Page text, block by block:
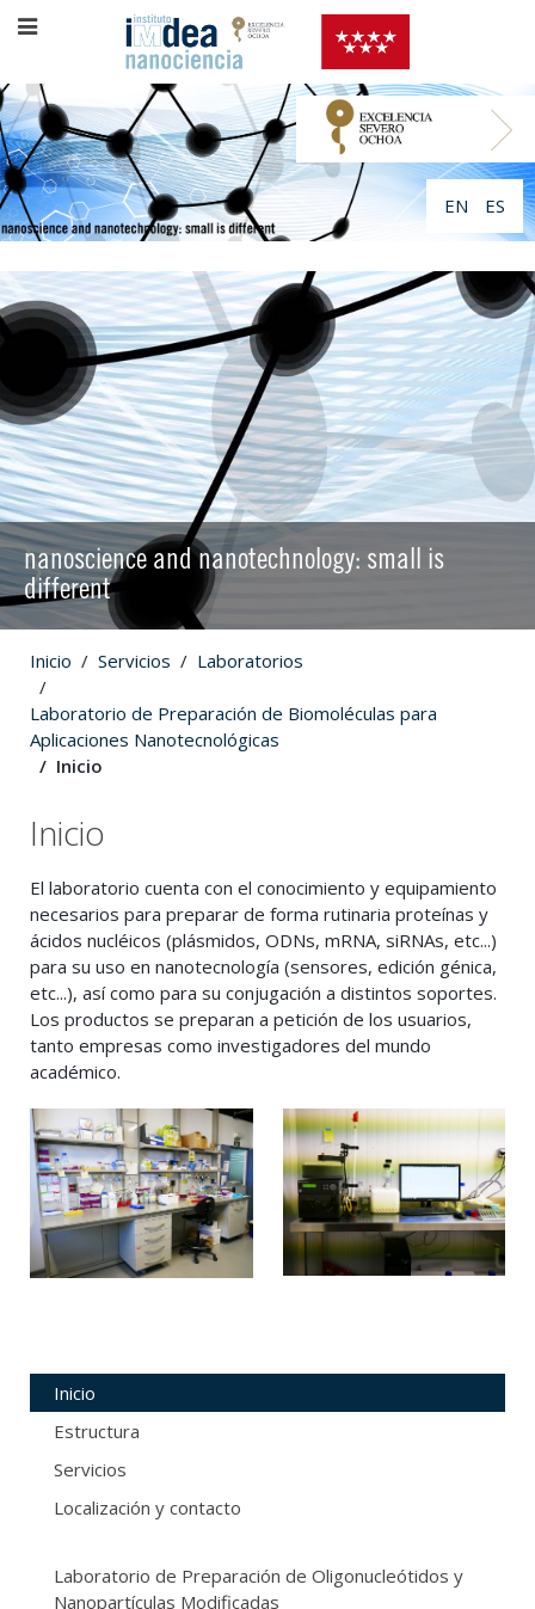
EN ES
nanoscience and nanotechnology: small is
different
Inicio Servicios Laboratorios
Laboratorio de Preparación de Biomoléculas para
Aplicaciones Nanotecnológicas
Inicio
Inicio
El laboratorio cuenta con el conocimiento y equipamiento
necesarios para preparar de forma rutinaria proteínas y
ácidos nucléicos (plásmidos, ODNs, mRNA, siRNAs, etc...)
para su uso en nanotecnología (sensores, edición génica,
etc...), así como para su conjugación a distintos soportes.
Los productos se preparan a petición de los usuarios,
tanto empresas como investigadores del mundo
académico.
Inicio
Estructura
Servicios
Localización y contacto
Laboratorio de Preparación de Oligonucleótidos y
Nanopartículas Modificadas